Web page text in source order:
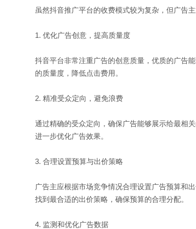
虽然抖音推广平台的收费模式较为复杂，但广告
1. 优化广告创意，提高质量度
抖音平台非常注重广告的创意质量，优质的广告
的质量度，降低点击费用。
2. 精准受众定向，避免浪费
通过精确的受众定向，确保广告能够展示给最相
进一步优化广告效果。
3. 合理设置预算与出价策略
广告主应根据市场竞争情况合理设置广告预算和
找到最合适的出价策略，确保预算的合理分配。
4. 监测和优化广告数据